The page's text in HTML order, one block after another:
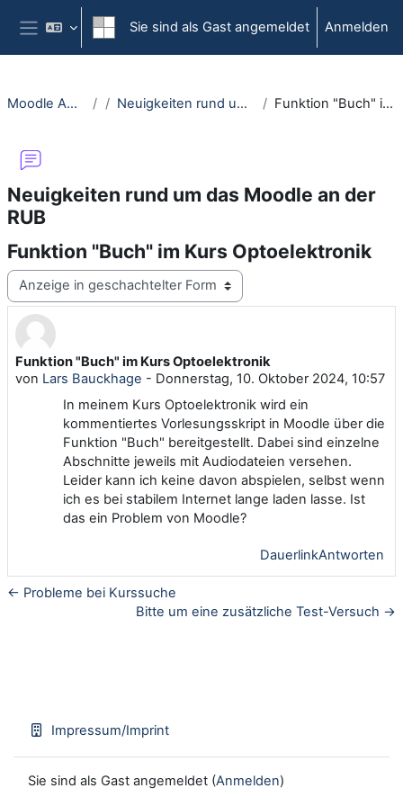
Zum Hauptinhalt
Website-Übersicht
Sie sind als Gast angemeldet Anmelden
Moodle Anleitungsportal Neuigkeiten rund um das Moodle an der RUB Funktion "Buch" im Kurs Optoelektronik
Neuigkeiten rund um das Moodle an der
RUB
Funktion "Buch" im Kurs Optoelektronik
Anzeigemodus
Funktion "Buch" im Kurs Optoelektronik
von Lars Bauckhage - Donnerstag, 10. Oktober 2024, 10:57
Anzahl Antworten: 0
In meinem Kurs Optoelektronik wird ein
kommentiertes Vorlesungsskript in Moodle über die
Funktion "Buch" bereitgestellt. Dabei sind einzelne
Abschnitte jeweils mit Audiodateien versehen.
Leider kann ich keine davon abspielen, selbst wenn
ich es bei stabilem Internet lange laden lasse. Ist
das ein Problem von Moodle?
DauerlinkAntworten
← Probleme bei Kurssuche
Bitte um eine zusätzliche Test-Versuch →
Impressum/Imprint
Sie sind als Gast angemeldet (Anmelden)